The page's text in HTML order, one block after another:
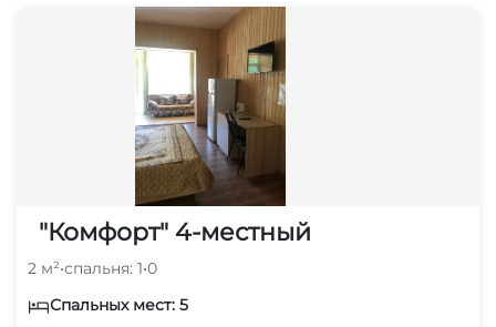
"Комфорт" 4-местный
2 м²•спальня: 1•0
Спальных мест: 5